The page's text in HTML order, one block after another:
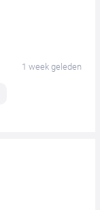
1 week geleden